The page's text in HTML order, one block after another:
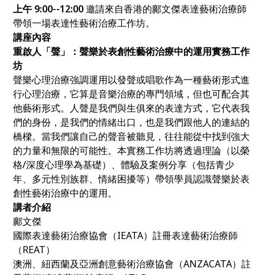
上午 9:00--12:00邀請來自香港的鄺文傑表達藝術治療師
帶領一場表達性藝術治療工作坊。
講座內容
重啟人「聲」：聲樂於表創性藝術治療中的運用實務工作
坊
聲樂心理治療強調運用以發聲或唱歌作為一種藝術形式進
行心理治療，它算是音樂治療的專門領域，但也可配合其
他藝術形式。人聲是我們與生俱來的表達方式，它代表我
們的身份，是我們的情緒出口，也是我們跟他人的連結的
橋樑。當我們讓自己的聲音被聽見，往往能從中找到強大
的力量和無限的可能性。本實務工作坊將透過理論（以榮
格/深度心理學為基礎）、體驗及案例分享（包括青少
年、多元性別族群、情緒困擾等）帶領學員認識聲樂於表
創性藝術治療中的運用。
講者介紹
鄺文傑
國際表達藝術治療協會（IEATA）註冊表達藝術治療師
（REAT）
澳洲、紐西蘭及亞洲創意藝術治療協會（ANZACATA）註